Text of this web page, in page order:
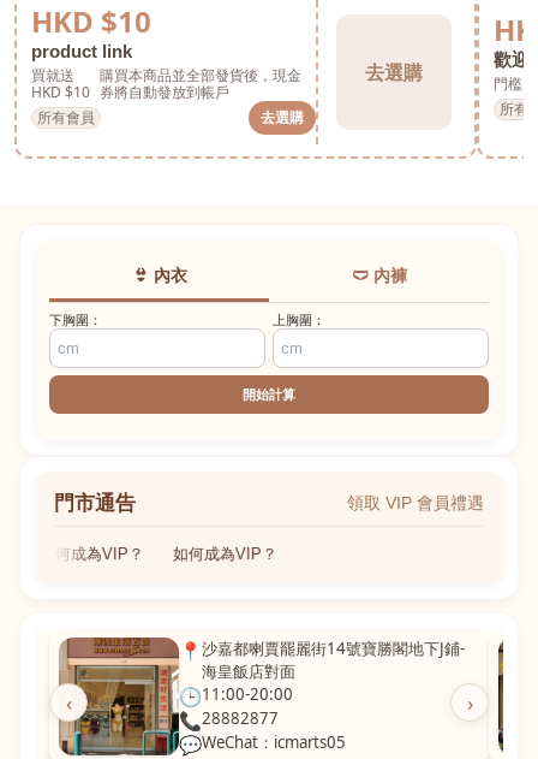
HKD $10
product link
買就送
HKD $10
購買本商品並全部發貨後，現金
券將自動發放到帳戶
所有會員
去選購
去選購
歡迎
門檻
所有
👙 內衣 🩲 內褲
下胸圍： 上胸圍：
開始計算
門市通告 領取 VIP 會員禮遇
如何成為VIP？ 如何成為VIP？
‹ ›
📍 沙嘉都喇賈罷麗街14號寶勝閣地下J鋪-
海皇飯店對面
🕒11:00-20:00
📞28882877
💬WeChat：icmarts05